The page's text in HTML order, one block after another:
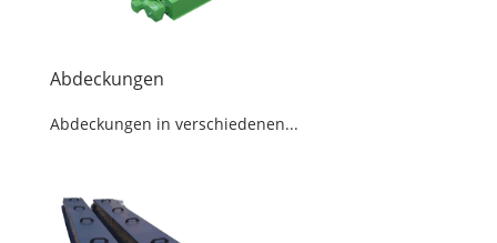
Abdeckungen
Abdeckungen in verschiedenen...